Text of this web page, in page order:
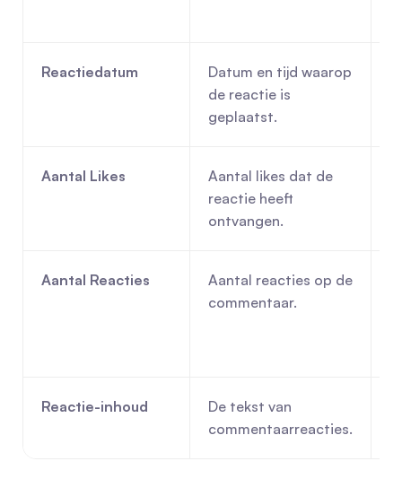
Reactiedatum
Datum en tijd waarop
de reactie is
geplaatst.
Aantal Likes
Aantal likes dat de
reactie heeft
ontvangen.
Aantal Reacties
Aantal reacties op de
commentaar.
Reactie-inhoud
De tekst van
commentaarreacties.